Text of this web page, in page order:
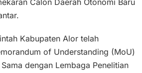
Calon Daerah Otonomi Baru
Kabupaten Alor telah
of Understanding (MoU)
dengan Lembaga Penelitian